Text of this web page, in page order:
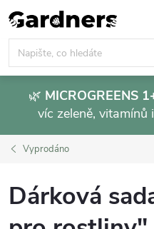
Přejít
na
obsah
🌿 MICROGREENS
víc zeleně, vitamínů
Vyprodáno
Dárková